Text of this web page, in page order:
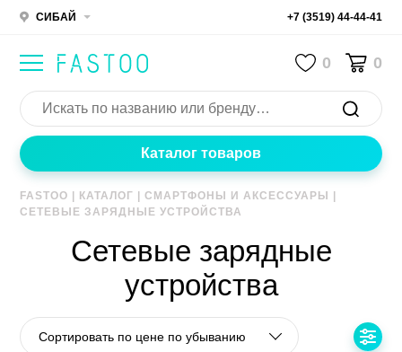
СИБАЙ +7 (3519) 44-44-41
0 0
Каталог товаров
FASTOO КАТАЛОГ |СМАРТФОНЫ И АКСЕССУАРЫ
СЕТЕВЫЕ ЗАРЯДНЫЕ УСТРОЙСТВА
Сетевые зарядные
устройства
Сортировать по цене по убыванию